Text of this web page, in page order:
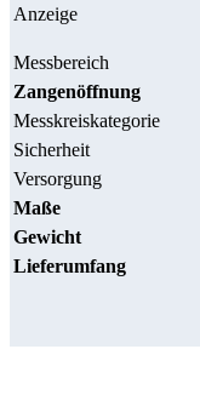
Anzeige
Messbereich
Zangenöffnung
Messkreiskategorie
Sicherheit
Versorgung
Maße
Gewicht
Lieferumfang